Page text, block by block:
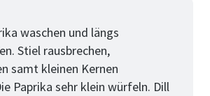
waschen und längs
Stiel rausbrechen,
samt kleinen Kernen
Paprika sehr klein würfeln. Dill